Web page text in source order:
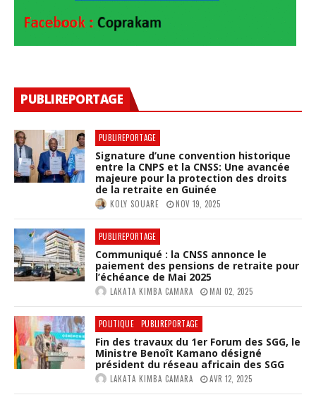
PUBLIREPORTAGE
PUBLIREPORTAGE
Signature d’une convention historique
entre la CNPS et la CNSS: Une avancée
majeure pour la protection des droits
de la retraite en Guinée
KOLY SOUARE NOV 19, 2025
PUBLIREPORTAGE
Communiqué : la CNSS annonce le
paiement des pensions de retraite pour
l’échéance de Mai 2025
LAKATA KIMBA CAMARA MAI 02, 2025
POLITIQUE PUBLIREPORTAGE
Fin des travaux du 1er Forum des SGG, le
Ministre Benoît Kamano désigné
président du réseau africain des SGG
LAKATA KIMBA CAMARA AVR 12, 2025